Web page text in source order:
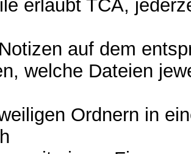
erlaubt TCA,
auf dem
welche Dateien
Ordnern in